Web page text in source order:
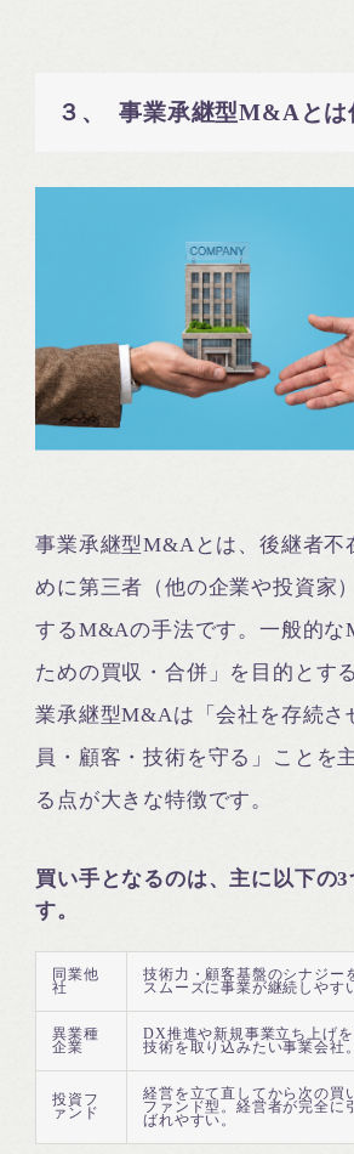
３、 事業承継型M&Aとは
事業承継型M&Aとは、後継者不
めに第三者（他の企業や投資家
するM&Aの手法です。一般的
ための買収・合併」を目的とす
業承継型M&Aは「会社を存続さ
員・顧客・技術を守る」ことを
る点が大きな特徴です。
買い手となるのは、主に以下の3
す。
同業他
社
技術力・顧客基盤のシナジー
スムーズに事業が継続しやす
異業種
企業
DX推進や新規事業立ち上げ
技術を取り込みたい事業会社。
投資フ
ァンド
経営を立て直してから次の買
ファンド型。経営者が完全に
ばれやすい。